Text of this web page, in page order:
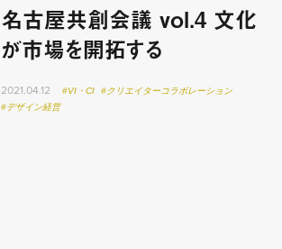
名古屋共創会議 vol.4 文化
が市場を開拓する
2021.04.12 #VI・CI
#クリエイターコラボレーション
#デザイン経営